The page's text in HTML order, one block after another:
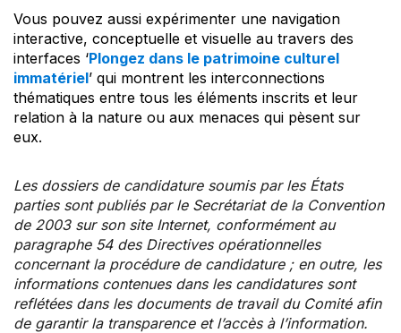
Vous pouvez aussi expérimenter une navigation
interactive, conceptuelle et visuelle au travers des
interfaces ‘Plongez dans le patrimoine culturel
immatériel’ qui montrent les interconnections
thématiques entre tous les éléments inscrits et leur
relation à la nature ou aux menaces qui pèsent sur
eux.
Les dossiers de candidature soumis par les États
parties sont publiés par le Secrétariat de la Convention
de 2003 sur son site Internet, conformément au
paragraphe 54 des Directives opérationnelles
concernant la procédure de candidature ; en outre, les
informations contenues dans les candidatures sont
reflétées dans les documents de travail du Comité afin
de garantir la transparence et l’accès à l’information.